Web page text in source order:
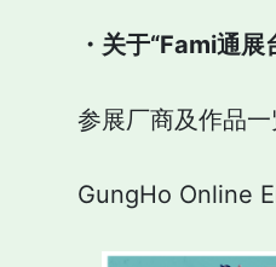
・关于“Fami通展
参展厂商及作品
GungHo Online